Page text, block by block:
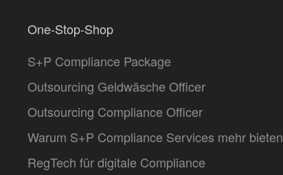
One-Stop-Shop
S+P Compliance Package
Outsourcing Geldwäsche Officer
Outsourcing Compliance Officer
Warum S+P Compliance Services mehr bieten
RegTech für digitale Compliance